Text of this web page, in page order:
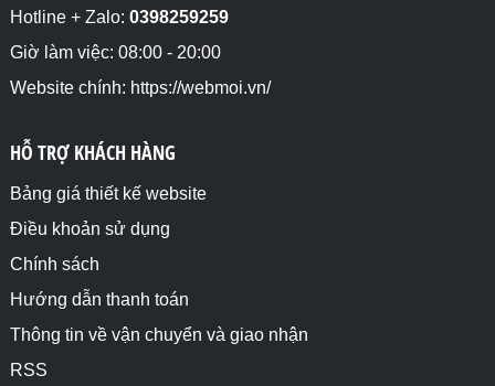
Hotline + Zalo: 0398259259
Giờ làm việc: 08:00 - 20:00
Website chính: https://webmoi.vn/
HỖ TRỢ KHÁCH HÀNG
Bảng giá thiết kế website
Điều khoản sử dụng
Chính sách
Hướng dẫn thanh toán
Thông tin về vận chuyển và giao nhận
RSS